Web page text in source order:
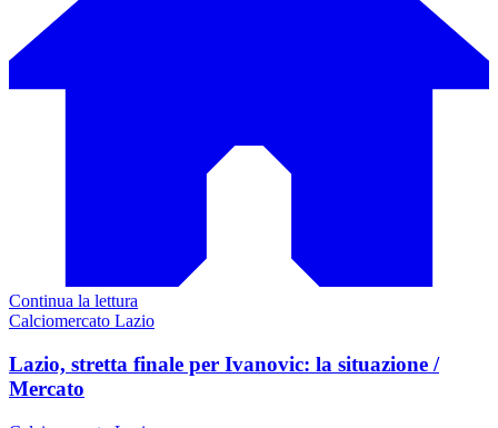
Continua la lettura
Calciomercato Lazio
Lazio, stretta finale per Ivanovic: la situazione /
Mercato